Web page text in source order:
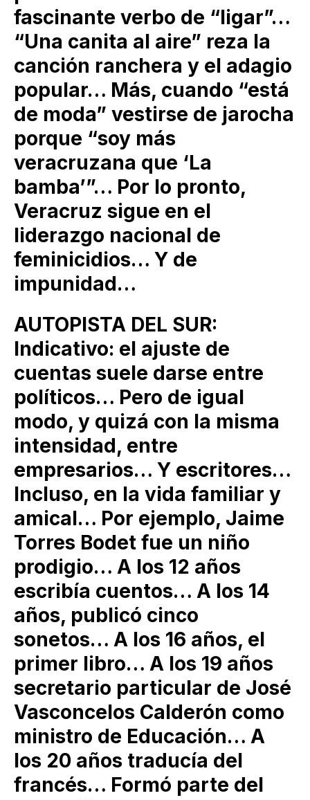
fascinante verbo de “ligar”…
“Una canita al aire” reza la
canción ranchera y el adagio
popular… Más, cuando “está
de moda” vestirse de jarocha
porque “soy más
veracruzana que ‘La
bamba’”… Por lo pronto,
Veracruz sigue en el
liderazgo nacional de
feminicidios… Y de
impunidad…
AUTOPISTA DEL SUR:
Indicativo: el ajuste de
cuentas suele darse entre
políticos… Pero de igual
modo, y quizá con la misma
intensidad, entre
empresarios… Y escritores…
Incluso, en la vida familiar y
amical… Por ejemplo, Jaime
Torres Bodet fue un niño
prodigio… A los 12 años
escribía cuentos… A los 14
años, publicó cinco
sonetos… A los 16 años, el
primer libro… A los 19 años
secretario particular de José
Vasconcelos Calderón como
ministro de Educación… A
los 20 años traducía del
francés… Formó parte del